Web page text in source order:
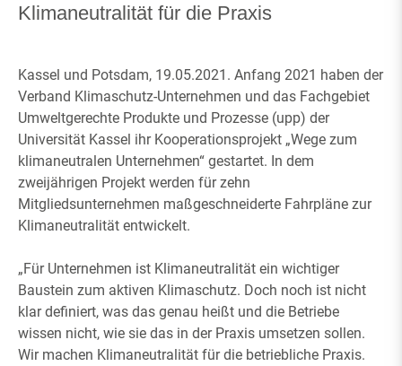
Klimaneutralität für die Praxis
Kassel und Potsdam, 19.05.2021. Anfang 2021 haben der
Verband Klimaschutz-Unternehmen und das Fachgebiet
Umweltgerechte Produkte und Prozesse (upp) der
Universität Kassel ihr Kooperationsprojekt „Wege zum
klimaneutralen Unternehmen“ gestartet. In dem
zweijährigen Projekt werden für zehn
Mitgliedsunternehmen maßgeschneiderte Fahrpläne zur
Klimaneutralität entwickelt.
„Für Unternehmen ist Klimaneutralität ein wichtiger
Baustein zum aktiven Klimaschutz. Doch noch ist nicht
klar definiert, was das genau heißt und die Betriebe
wissen nicht, wie sie das in der Praxis umsetzen sollen.
Wir machen Klimaneutralität für die betriebliche Praxis.